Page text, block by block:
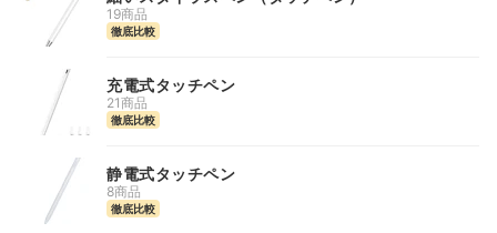
19商品
徹底比較
充電式タッチペン
21商品
徹底比較
静電式タッチペン
8商品
徹底比較